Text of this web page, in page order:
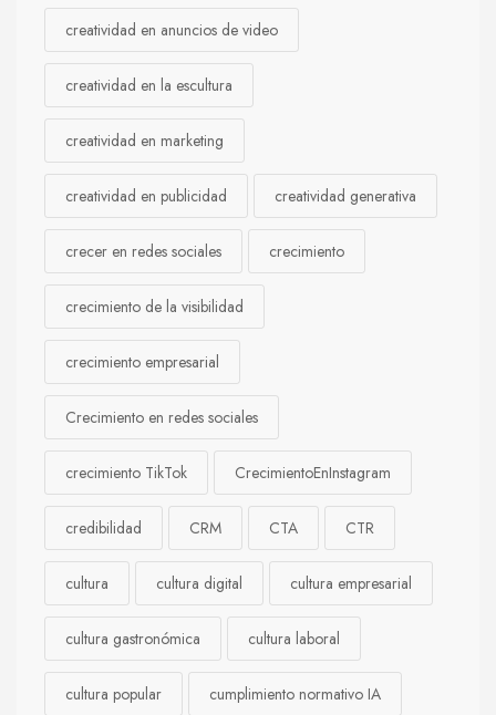
creatividad en anuncios de video
creatividad en la escultura
creatividad en marketing
creatividad en publicidad creatividad generativa
crecer en redes sociales crecimiento
crecimiento de la visibilidad
crecimiento empresarial
Crecimiento en redes sociales
crecimiento TikTok CrecimientoEnInstagram
credibilidad CRM CTA CTR
cultura cultura digital cultura empresarial
cultura gastronómica cultura laboral
cultura popular cumplimiento normativo IA